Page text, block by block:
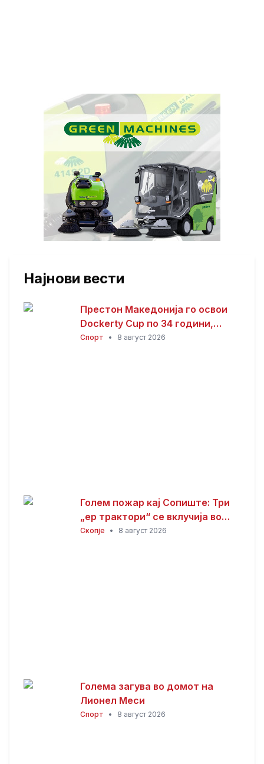
Најнови вести
Престон Македонија го освои
Dockerty Cup по 34 години,
Тевере прогласен за најдобар
Спорт • 8 август 2026
Голем пожар кај Сопиште: Три
„ер трактори“ се вклучија во
гаснењето, гори
Скопје • 8 август 2026
Голема загува во домот на
Лионел Меси
Спорт • 8 август 2026